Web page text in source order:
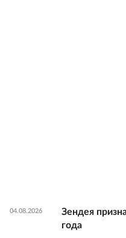
04.08.2026
Зендея
года